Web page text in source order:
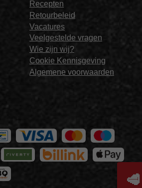
Recepten
Retourbeleid
Vacatures
Veelgestelde vragen
Wie zijn wij?
Cookie Kennisgeving
Algemene voorwaarden
🥩